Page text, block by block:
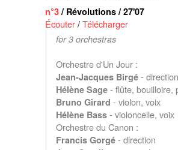
n°3 / Révolutions / 27'07
Écouter/Télécharger
for 3 orchestras
Orchestre d'Un Jour :
Jean-Jacques Birgé -
Hélène Sage - flûte, bouilloire,
Bruno Girard - violon, voix
Hélène Bass - violoncelle, voix
Orchestre du Canon :
Francis Gorgé - direction